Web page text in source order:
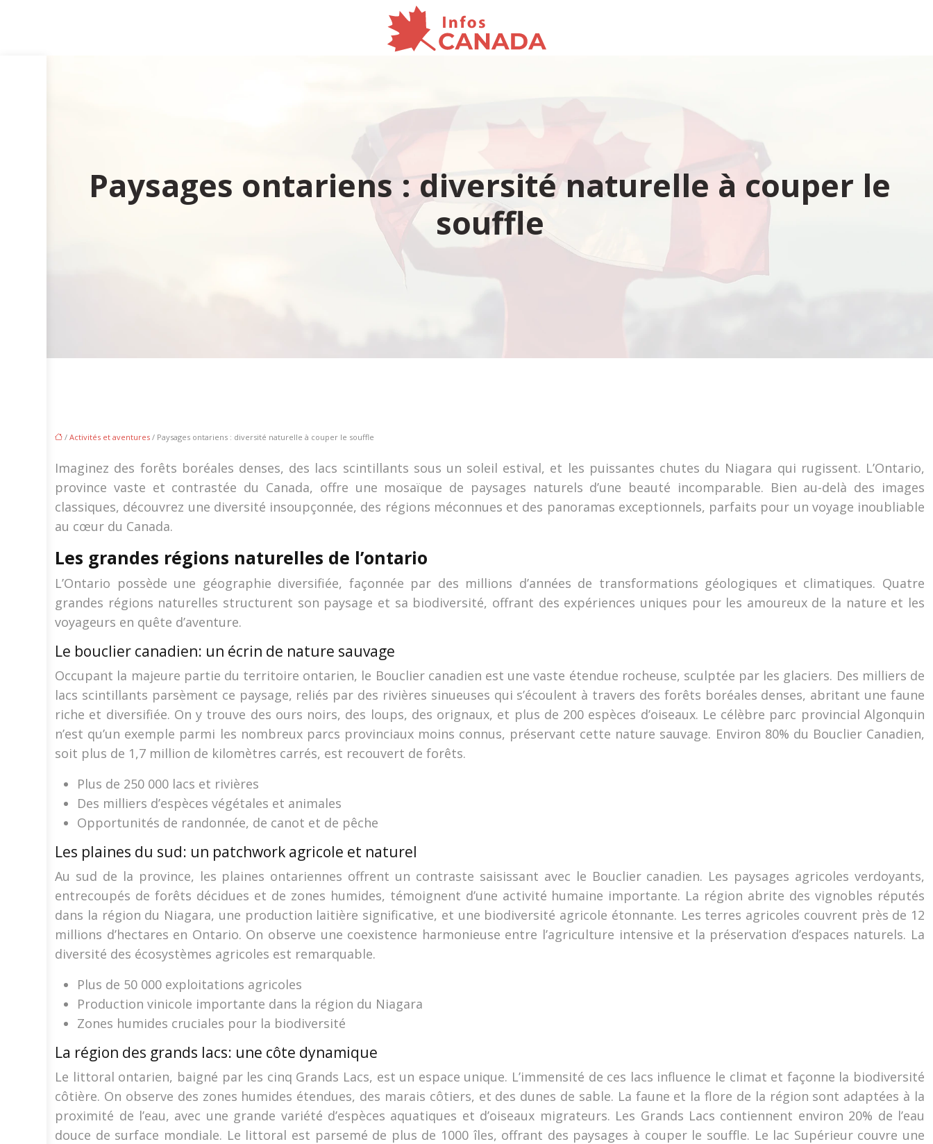
Paysages ontariens : diversité naturelle à couper le
souffle
/Activités et aventures / Paysages ontariens : diversité naturelle à couper le souffle
Imaginez des forêts boréales denses, des lacs scintillants sous un soleil estival, et les puissantes chutes du Niagara qui rugissent. L’Ontario,
province vaste et contrastée du Canada, offre une mosaïque de paysages naturels d’une beauté incomparable. Bien au-delà des images
classiques, découvrez une diversité insoupçonnée, des régions méconnues et des panoramas exceptionnels, parfaits pour un voyage inoubliable
au cœur du Canada.
Les grandes régions naturelles de l’ontario
L’Ontario possède une géographie diversifiée, façonnée par des millions d’années de transformations géologiques et climatiques. Quatre
grandes régions naturelles structurent son paysage et sa biodiversité, offrant des expériences uniques pour les amoureux de la nature et les
voyageurs en quête d’aventure.
Le bouclier canadien: un écrin de nature sauvage
Occupant la majeure partie du territoire ontarien, le Bouclier canadien est une vaste étendue rocheuse, sculptée par les glaciers. Des milliers de
lacs scintillants parsèment ce paysage, reliés par des rivières sinueuses qui s’écoulent à travers des forêts boréales denses, abritant une faune
riche et diversifiée. On y trouve des ours noirs, des loups, des orignaux, et plus de 200 espèces d’oiseaux. Le célèbre parc provincial Algonquin
n’est qu’un exemple parmi les nombreux parcs provinciaux moins connus, préservant cette nature sauvage. Environ 80% du Bouclier Canadien,
soit plus de 1,7 million de kilomètres carrés, est recouvert de forêts.
Plus de 250 000 lacs et rivières
Des milliers d’espèces végétales et animales
Opportunités de randonnée, de canot et de pêche
Les plaines du sud: un patchwork agricole et naturel
Au sud de la province, les plaines ontariennes offrent un contraste saisissant avec le Bouclier canadien. Les paysages agricoles verdoyants,
entrecoupés de forêts décidues et de zones humides, témoignent d’une activité humaine importante. La région abrite des vignobles réputés
dans la région du Niagara, une production laitière significative, et une biodiversité agricole étonnante. Les terres agricoles couvrent près de 12
millions d’hectares en Ontario. On observe une coexistence harmonieuse entre l’agriculture intensive et la préservation d’espaces naturels. La
diversité des écosystèmes agricoles est remarquable.
Plus de 50 000 exploitations agricoles
Production vinicole importante dans la région du Niagara
Zones humides cruciales pour la biodiversité
La région des grands lacs: une côte dynamique
Le littoral ontarien, baigné par les cinq Grands Lacs, est un espace unique. L’immensité de ces lacs influence le climat et façonne la biodiversité
côtière. On observe des zones humides étendues, des marais côtiers, et des dunes de sable. La faune et la flore de la région sont adaptées à la
proximité de l’eau, avec une grande variété d’espèces aquatiques et d’oiseaux migrateurs. Les Grands Lacs contiennent environ 20% de l’eau
douce de surface mondiale. Le littoral est parsemé de plus de 1000 îles, offrant des paysages à couper le souffle. Le lac Supérieur couvre une